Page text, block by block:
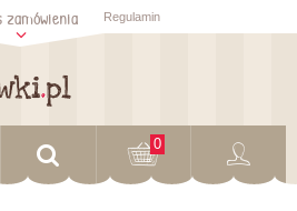
status Regulamin
0